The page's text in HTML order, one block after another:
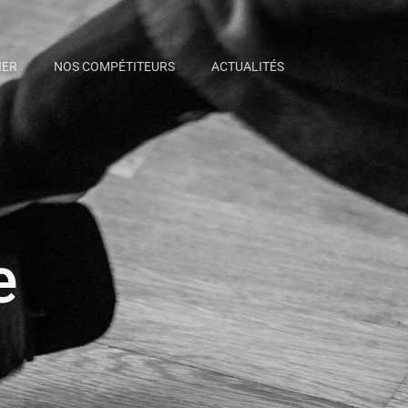
NOS COMPÉTITEURS ACTUALITÉS